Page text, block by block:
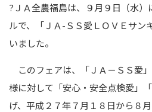
?ＪＡ全農福島は、９月９日（水
ルで、「ＪＡ-ＳＳ愛ＬＯＶＥサン
いました。
このフェアは、「ＪＡ－ＳＳ愛
様に対して「安心・安全点検愛」
げ、平成２７年７月１８日から８